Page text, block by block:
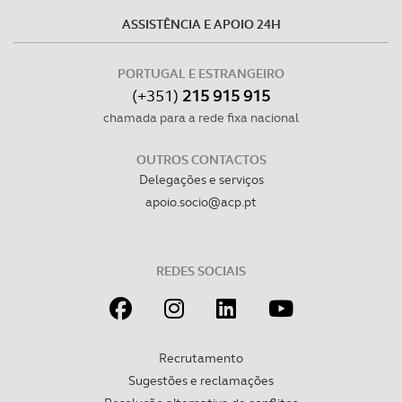
dados pessoais serão realizadas apenas com o seu
consentimento e quando tal se afigure estritamente
necessário no contexto dos serviços a prestar.
Realçamos que o bloqueio de certo tipo de Cookies e
experiência de navegação no Website e nos serviços
ASSISTÊNCIA E APOIO 24H
PORTUGAL E ESTRANGEIRO
(+351) 215 915 915
chamada para a rede fixa nacional
OUTROS CONTACTOS
Delegações e serviços
apoio.socio@acp.pt
REDES SOCIAIS
Recrutamento
Sugestões e reclamações